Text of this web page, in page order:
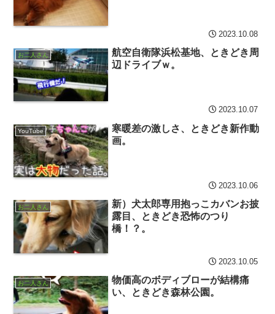
2023.10.08
お二人さん
航空自衛隊浜松基地、ときどき周
辺ドライブｗ。
2023.10.07
YouTube
寒暖差の激しさ、ときどき新作動
画。
2023.10.06
お二人さん
新）犬太郎専用抱っこカバンお披
露目、ときどき恐怖のつり
橋！？。
2023.10.05
お二人さん
物価高のボディブローが結構痛
い、ときどき森林公園。